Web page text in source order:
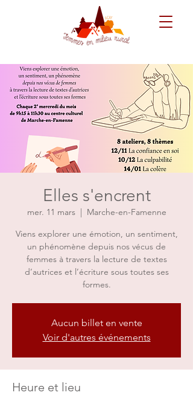
Elles s'encrent
mer. 11 mars
  |
Marche-en-Famenne
Viens explorer une émotion, un sentiment,
un phénomène depuis nos vécus de
femmes à travers la lecture de textes
d’autrices et l’écriture sous toutes ses
formes.
Aucun billet en vente
Voir d'autres événements
Heure et lieu